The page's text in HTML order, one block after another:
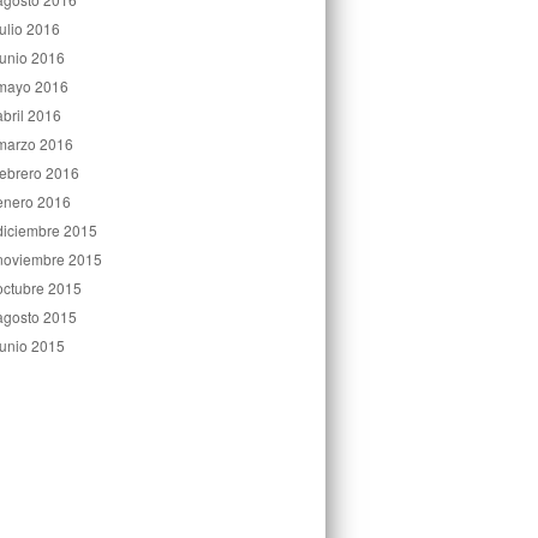
2016
2016
2016
2016
2016
2016
2016
2015
2015
2015
2015
2015